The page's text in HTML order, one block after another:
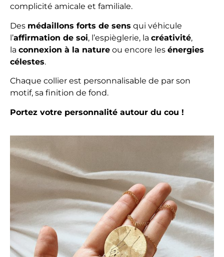
complicité amicale et familiale.
Des médaillons forts de sens qui véhicule
l’affirmation de soi, l’espièglerie, la créativité,
la connexion à la nature ou encore les énergies
célestes.
Chaque collier est personnalisable de par son
motif, sa finition de fond.
Portez votre personnalité autour du cou !